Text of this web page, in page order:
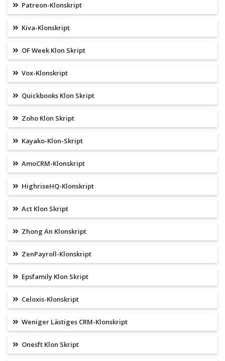
Patreon-Klonskript
Kiva-Klonskript
OF Week Klon Skript
Vox-Klonskript
Quickbooks Klon Skript
Zoho Klon Skript
Kayako-Klon-Skript
AmoCRM-Klonskript
HighriseHQ-Klonskript
Act Klon Skript
Zhong An Klonskript
ZenPayroll-Klonskript
Epsfamily Klon Skript
Celoxis-Klonskript
Weniger Lästiges CRM-Klonskript
Onesft Klon Skript